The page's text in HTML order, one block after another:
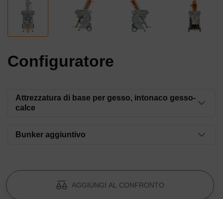
Configuratore
Attrezzatura di base per gesso, intonaco gesso-
calce
Rotore SD 6-3 Sottile
Codice articolo: 00000272
Bunker aggiuntivo
AGGIUNGI AL CONFRONTO